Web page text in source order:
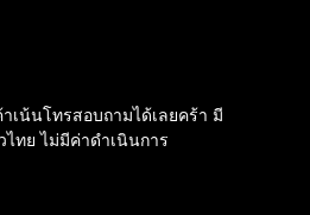
เน้นโทรสอบถามได้เลยคร้า มี
ทย ไม่มีค่าดำเนินการ